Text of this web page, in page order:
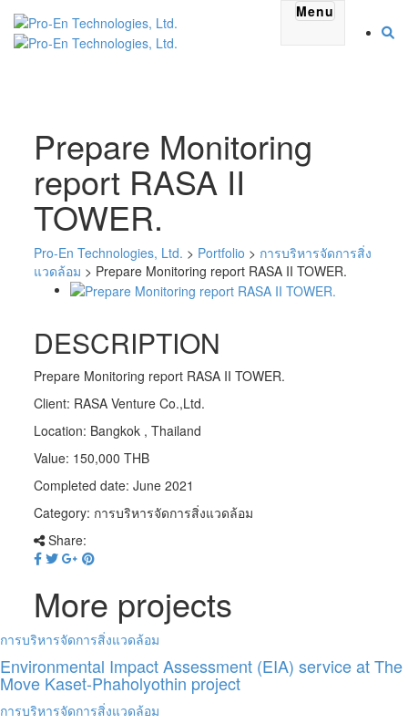
Menu
Prepare Monitoring
report RASA II
TOWER.
Pro-En Technologies, Ltd. > Portfolio > การบริหารจัดการสิ่ง
แวดล้อม > Prepare Monitoring report RASA II TOWER.
DESCRIPTION
Prepare Monitoring report RASA II TOWER.
Client: RASA Venture Co.,Ltd.
Location: Bangkok , Thailand
Value: 150,000 THB
Completed date: June 2021
Category: การบริหารจัดการสิ่งแวดล้อม
Share:
More projects
การบริหารจัดการสิ่งแวดล้อม
Environmental Impact Assessment (EIA) service at The
Move Kaset-Phaholyothin project
การบริหารจัดการสิ่งแวดล้อม